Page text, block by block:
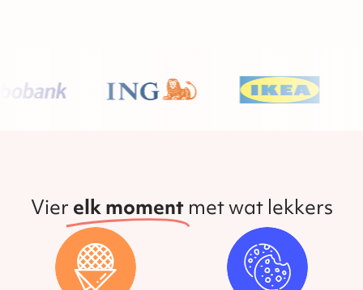
Vier elk moment met wat lekkers